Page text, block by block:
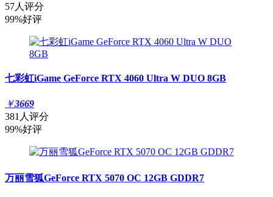
57人评分
99%好评
七彩虹iGame GeForce RTX 4060 Ultra W DUO 8GB
￥3669
381人评分
99%好评
万丽雪狐GeForce RTX 5070 OC 12GB GDDR7